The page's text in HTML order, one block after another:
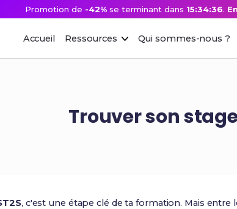
Promotion de -42% se terminant dans 15:34:35.
Accueil Ressources Qui sommes-nous ?
Trouver son
, c'est une étape clé de ta formation. Mais entre